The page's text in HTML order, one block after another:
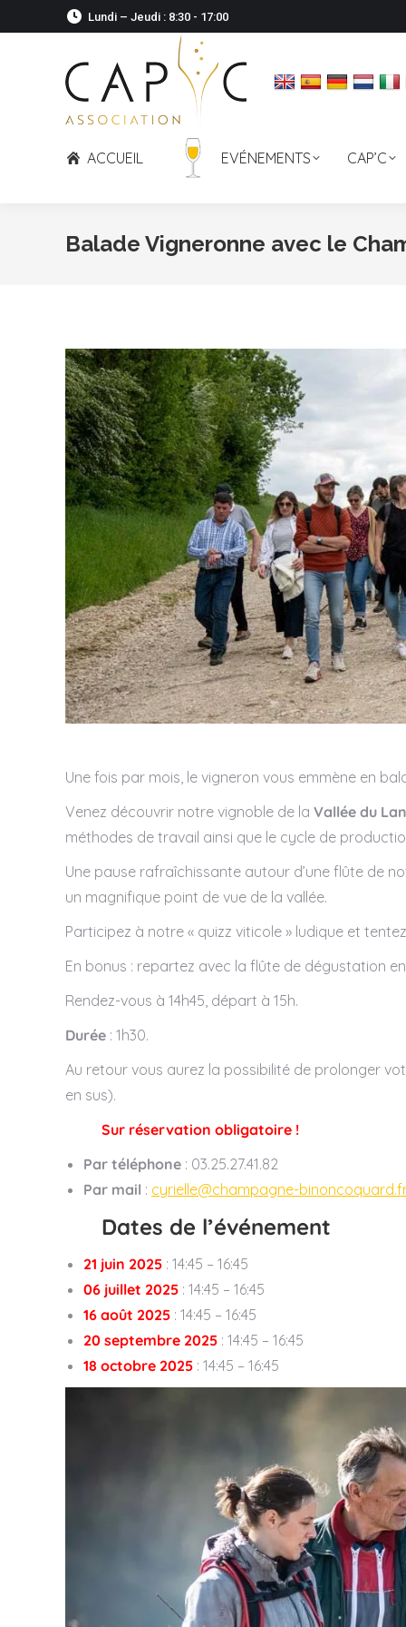
Lundi – Jeudi : 8:30 - 17:00
ACCUEIL EVÉNEMENTS CAP’C
Balade Vigneronne avec le
Une fois par mois, le vigneron vous emmène en
Venez découvrir notre vignoble de la Vallée du
méthodes de travail ainsi que le cycle de
Une pause rafraîchissante autour d’une flûte de
un magnifique point de vue de la vallée.
Participez à notre « quizz viticole » ludique et
En bonus : repartez avec la flûte de dégustation
Rendez-vous à 14h45, départ à 15h.
Durée : 1h30.
Au retour vous aurez la possibilité de prolonger
en sus).
Sur réservation obligatoire !
Par téléphone : 03.25.27.41.82
Par mail : cyrielle@champagne-
Dates de l’événement
21 juin 2025 : 14:45 – 16:45
06 juillet 2025 : 14:45 – 16:45
16 août 2025 : 14:45 – 16:45
20 septembre 2025 : 14:45 – 16:45
18 octobre 2025 : 14:45 – 16:45